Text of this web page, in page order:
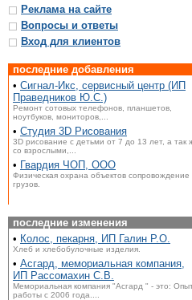
Реклама на сайте
Вопросы и ответы
Вход для клиентов
последние добавления
• Сигнал-Икс, сервисный центр (ИП
Праведников Ю.С.)
Ремонт сотовых телефонов, планшетов,
ноутбуков, мониторов,...
• Студия 3D Рисования
3D рисование с детьми от 7 до 13 лет, а так
со взрослыми,...
• Гвардия ЧОП, ООО
Физическая охрана объектов сопровождение
грузов.
последние изменения
• Колос, пекарня, ИП Галин Р.О.
Хлеб и хлебобулочные изделия.
• Асгард, мемориальная компания,
ИП Рассомахин С.В.
Мемориальная компания "Асгард " - это:
работы с 2006 года....